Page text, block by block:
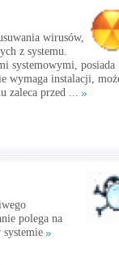
wirusów,
z systemu.
systemowymi, posiada
wymaga instalacji,
zaleca przed ...
polega na